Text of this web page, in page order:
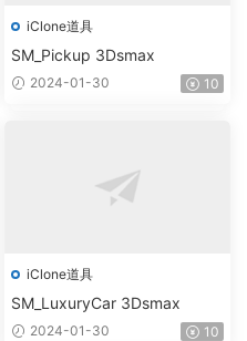
iClone道具
SM_Pickup 3Dsmax
2024-01-30 10
iClone道具
SM_LuxuryCar 3Dsmax
2024-01-30 10